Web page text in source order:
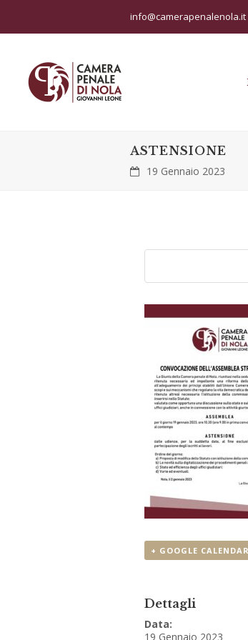
info@camerapenalenola.it
ASTENSIONE
19 Gennaio 2023
+ GOOGLE CALENDAR
Dettagli
Data:
19 Gennaio 2023